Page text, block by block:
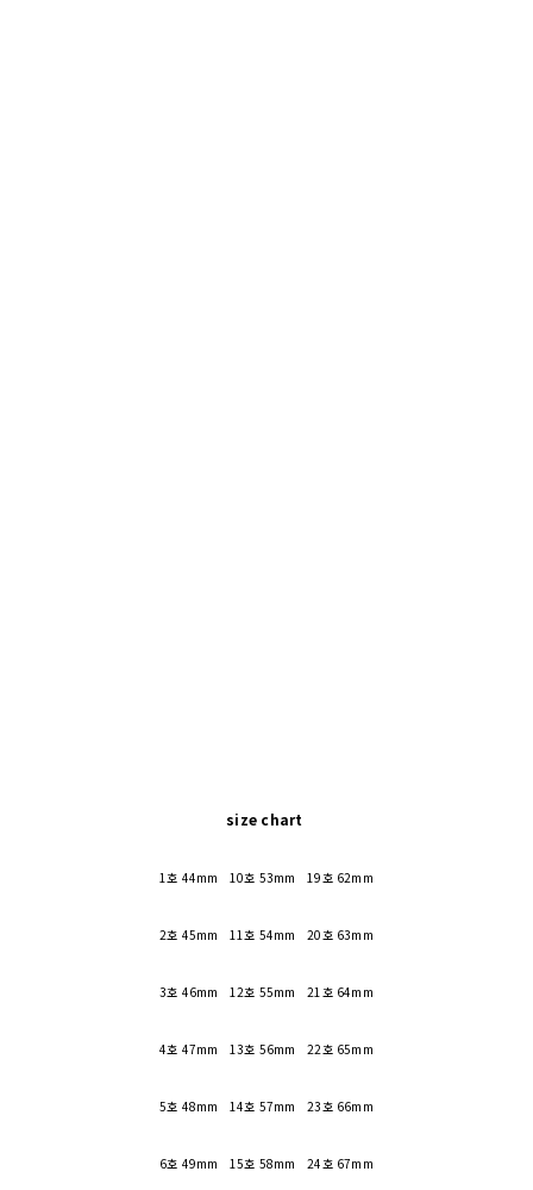
size chart
1호 44mm 10호 53mm 19호 62mm
2호 45mm 11호 54mm 20호 63mm
3호 46mm 12호 55mm 21호 64mm
4호 47mm 13호 56mm 22호 65mm
5호 48mm 14호 57mm 23호 66mm
6호 49mm 15호 58mm 24호 67mm